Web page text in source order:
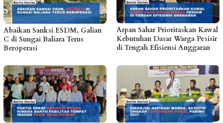
Abaikan Sanksi ESDM, Galian
C di Sungai Baliara Terus
Beroperasi
Arpan Sahar Prioritaskan Kawal
Kebutuhan Dasar Warga Pesisir
di Tengah Efisiensi Anggaran